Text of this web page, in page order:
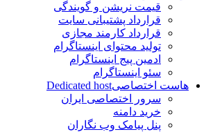
قیمت نریشن و گویندگی
قرارداد پشتیبانی سایت
قرارداد کارمند مجازی
تولید محتوای اینستاگرام
ادمین پیج اینستاگرام
سئو اینستاگرام
هاست اختصاصیDedicated host
سرور اختصاصی ایران
خرید دامنه
پنل پیامک وب نگاران